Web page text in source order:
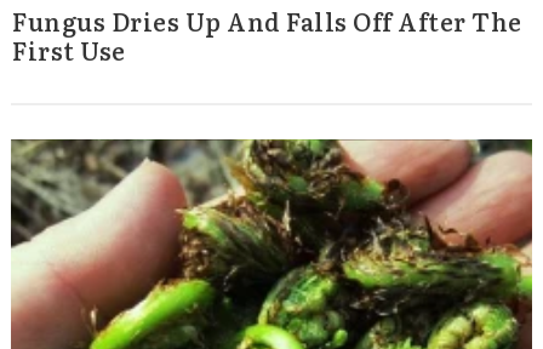
Fungus Dries Up And Falls Off After The
First Use